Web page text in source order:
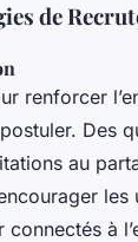
de
renforcer
Des
au
les
à